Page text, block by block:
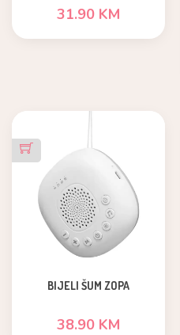
31.90 KM
BIJELI ŠUM ZOPA
38.90 KM